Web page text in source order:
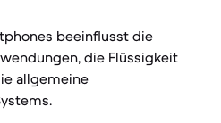
beeinflusst die
die Flüssigkeit
allgemeine